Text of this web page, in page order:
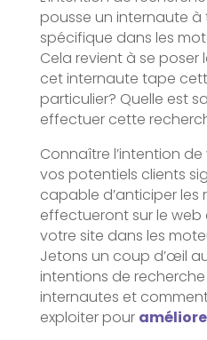
pousse un internaute
spécifique dans les
Cela revient à se
cet internaute tape
particulier? Quelle est
effectuer cette
Connaître l’intention
vos potentiels clients
capable d’anticiper les
effectueront sur le
votre site dans les
Jetons un coup d’œil
intentions de
internautes et
exploiter pour